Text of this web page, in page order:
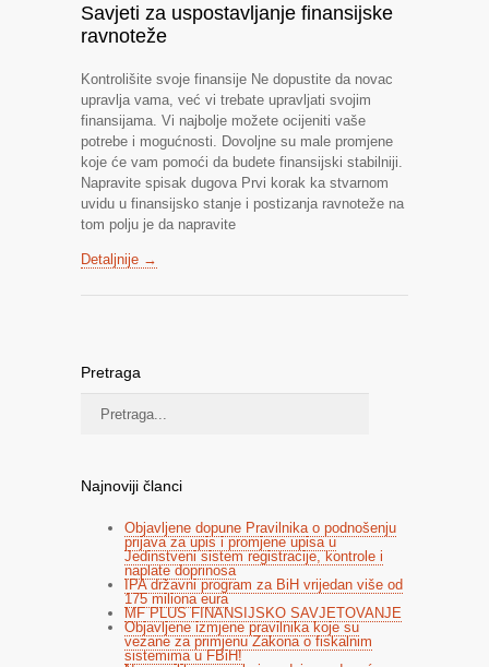
Savjeti za uspostavljanje finansijske
ravnoteže
Kontrolišite svoje finansije Ne dopustite da novac
upravlja vama, već vi trebate upravljati svojim
finansijama. Vi najbolje možete ocijeniti vaše
potrebe i mogućnosti. Dovoljne su male promjene
koje će vam pomoći da budete finansijski stabilniji.
Napravite spisak dugova Prvi korak ka stvarnom
uvidu u finansijsko stanje i postizanja ravnoteže na
tom polju je da napravite
Detaljnije →
Pretraga
Najnoviji članci
Objavljene dopune Pravilnika o podnošenju
prijava za upis i promjene upisa u
Jedinstveni sistem registracije, kontrole i
naplate doprinosa
IPA državni program za BiH vrijedan više od
175 miliona eura
MF PLUS FINANSIJSKO SAVJETOVANJE
Objavljene izmjene pravilnika koje su
vezane za primjenu Zakona o fiskalnim
sistemima u FBiH!